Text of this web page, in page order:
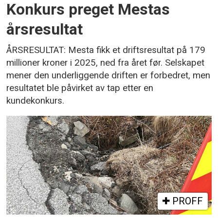
Konkurs preget Mestas
årsresultat
ÅRSRESULTAT: Mesta fikk et driftsresultat på 179
millioner kroner i 2025, ned fra året før. Selskapet
mener den underliggende driften er forbedret, men
resultatet ble påvirket av tap etter en
kundekonkurs.
PROFF